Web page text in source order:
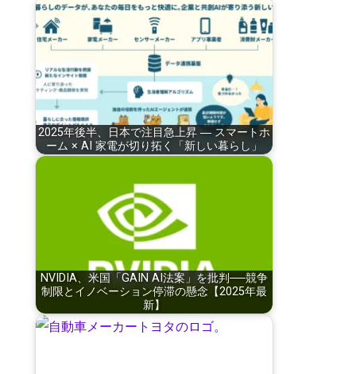
2025年後半、日本で注目急上昇 ― スマートホ
ーム × AI 家電が切り拓く「新しい暮らし」
NVIDIA、米国「GAIN AI法案」を批判──競争
制限とイノベーション停滞の懸念【2025年最
新】